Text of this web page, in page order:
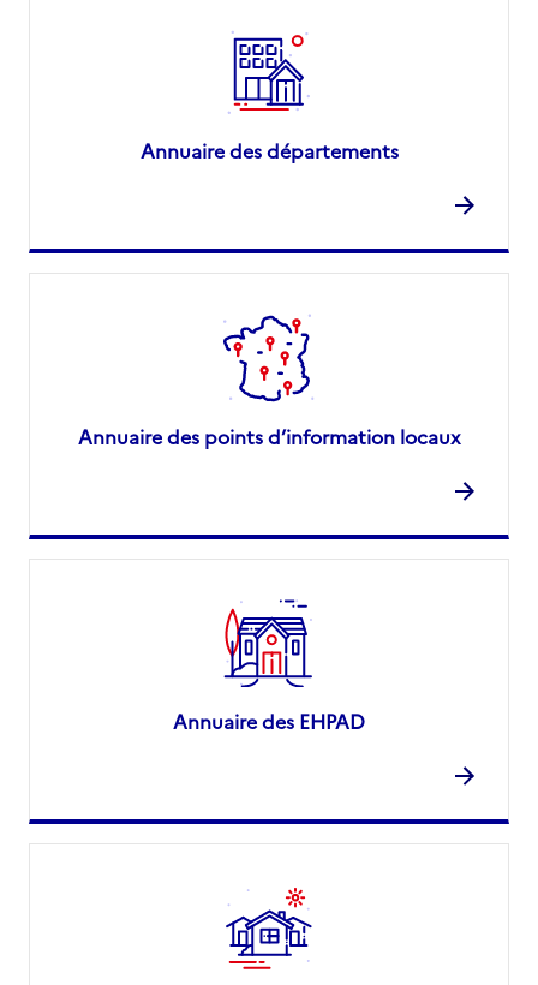
Annuaire des départements
Annuaire des points d’information locaux
Annuaire des EHPAD